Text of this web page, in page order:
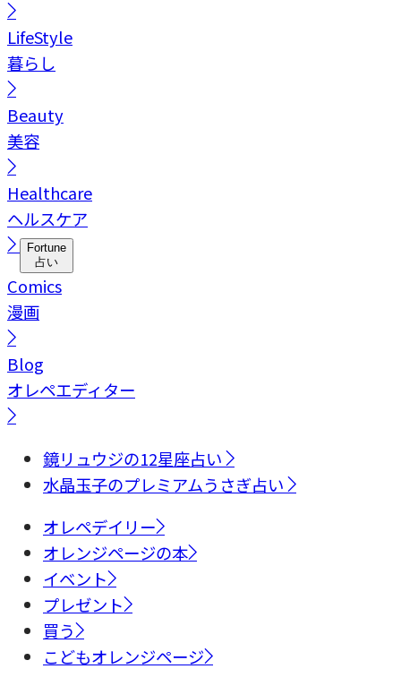
LifeStyle
暮らし
Beauty
美容
Healthcare
ヘルスケア
Fortune
占い
Comics
漫画
Blog
オレペエディター
鏡リュウジの12星座占い
水晶玉子のプレミアムうさぎ占い
オレペデイリー
オレンジページの本
イベント
プレゼント
買う
こどもオレンジページ